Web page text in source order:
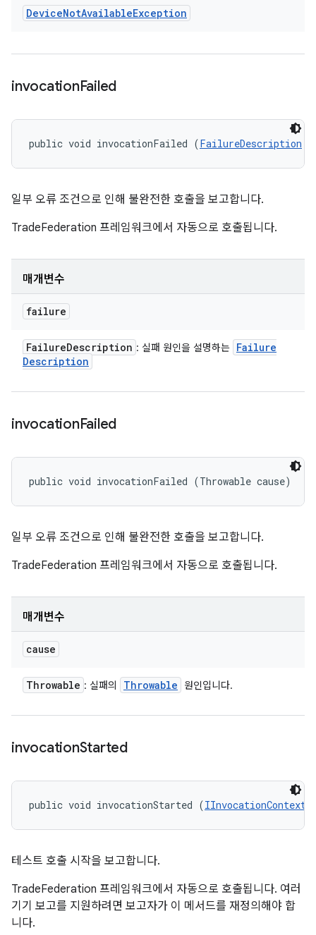
DeviceNotAvailableException
invocationFailed
public void invocationFailed (FailureDescription
일부 오류 조건으로 인해 불완전한 호출을 보고합니다.
TradeFederation 프레임워크에서 자동으로 호출됩니다.
매개변수
failure
FailureDescription : 실패 원인을 설명하는 Failure
Description
invocationFailed
public void invocationFailed (Throwable cause)
일부 오류 조건으로 인해 불완전한 호출을 보고합니다.
TradeFederation 프레임워크에서 자동으로 호출됩니다.
매개변수
cause
Throwable : 실패의 Throwable 원인입니다.
invocationStarted
public void invocationStarted (IInvocationContext
테스트 호출 시작을 보고합니다.
TradeFederation 프레임워크에서 자동으로 호출됩니다. 여러
기기 보고를 지원하려면 보고자가 이 메서드를 재정의해야 합
니다.